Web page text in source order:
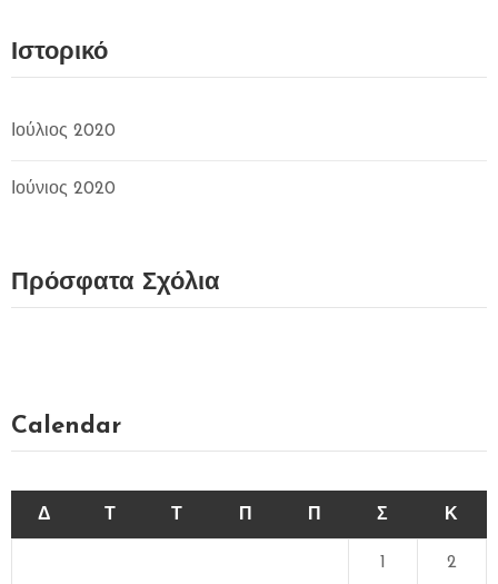
Ιστορικό
Ιούλιος 2020
Ιούνιος 2020
Πρόσφατα Σχόλια
Calendar
Δ Σ Κ
2